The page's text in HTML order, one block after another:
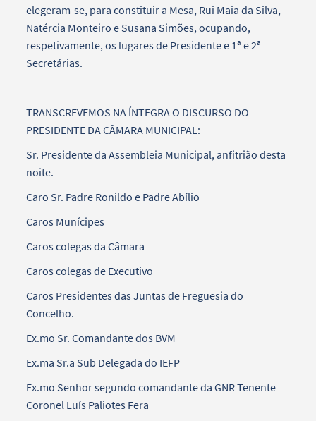
elegeram-se, para constituir a Mesa, Rui Maia da Silva,
Natércia Monteiro e Susana Simões, ocupando,
respetivamente, os lugares de Presidente e 1ª e 2ª
Secretárias.
TRANSCREVEMOS NA ÍNTEGRA O DISCURSO DO
PRESIDENTE DA CÂMARA MUNICIPAL:
Sr. Presidente da Assembleia Municipal, anfitrião desta
noite.
Caro Sr. Padre Ronildo e Padre Abílio
Caros Munícipes
Caros colegas da Câmara
Caros colegas de Executivo
Caros Presidentes das Juntas de Freguesia do
Concelho.
Ex.mo Sr. Comandante dos BVM
Ex.ma Sr.a Sub Delegada do IEFP
Ex.mo Senhor segundo comandante da GNR Tenente
Coronel Luís Paliotes Fera